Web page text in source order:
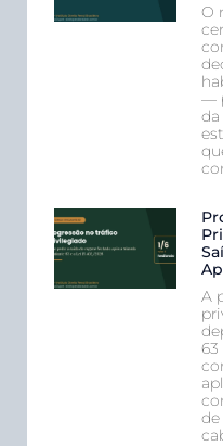
O
—
da
A
de